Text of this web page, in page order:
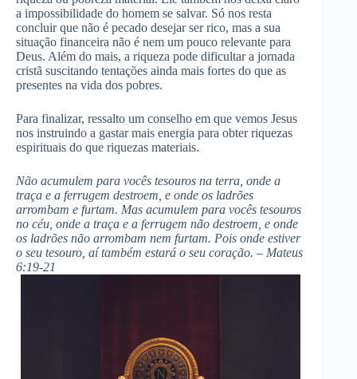
a impossibilidade do homem se salvar. Só nos resta
concluir que não é pecado desejar ser rico, mas a sua
situação financeira não é nem um pouco relevante para
Deus. Além do mais, a riqueza pode dificultar a jornada
cristã suscitando tentações ainda mais fortes do que as
presentes na vida dos pobres.
Para finalizar, ressalto um conselho em que vemos Jesus
nos instruindo a gastar mais energia para obter riquezas
espirituais do que riquezas materiais.
Não acumulem para vocês tesouros na terra, onde a
traça e a ferrugem destroem, e onde os ladrões
arrombam e furtam. Mas acumulem para vocês tesouros
no céu, onde a traça e a ferrugem não destroem, e onde
os ladrões não arrombam nem furtam. Pois onde estiver
o seu tesouro, aí também estará o seu coração. – Mateus
6:19-21